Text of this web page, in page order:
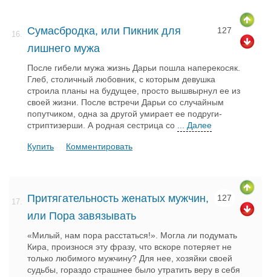
16.
Сумасбродка, или Пикник для
лишнего мужа
127
После гибели мужа жизнь Дарьи пошла наперекосяк.
Глеб, столичный любовник, с которым девушка
строила планы на будущее, просто вышвырнул ее из
своей жизни. После встречи Дарьи со случайным
попутчиком, одна за другой умирает ее подруги-
стриптизерши. А родная сестрица со
... Далее
Купить Комментировать
17.
Притягательность женатых мужчин,
или Пора завязывать
127
«Милый, нам пора расстаться!». Могла ли подумать
Кира, произнося эту фразу, что вскоре потеряет не
только любимого мужчину? Для нее, хозяйки своей
судьбы, гораздо страшнее было утратить веру в себя